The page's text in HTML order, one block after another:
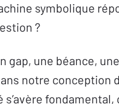
symbolique
?
gap, une béance,
notre conception
s’avère fondamental,